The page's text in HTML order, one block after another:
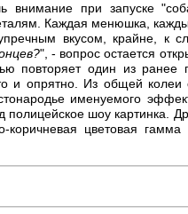
внимание при запуске
Каждая менюшка,
вкусом, крайне, к
", - вопрос остается
повторяет один из ранее
и опрятно. Из общей
именуемого
полицейское шоу картинка.
коричневая цветовая